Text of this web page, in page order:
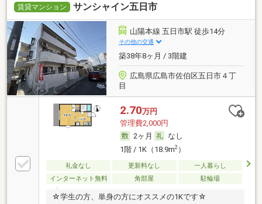
賃貸マンション サンシャイン五日市
山陽本線 五日市駅 徒歩14分
その他の交通
築38年8ヶ月 / 3階建
広島県広島市佐伯区五日市４丁
目
2.70万円
管理費2,000円
2ヶ月
なし
1階 / 1K（18.9m2）
礼金なし 更新料なし
一人暮らし
インターネット無料
角部屋 駐輪場
☆学生の方、単身の方にオススメの1Kです☆